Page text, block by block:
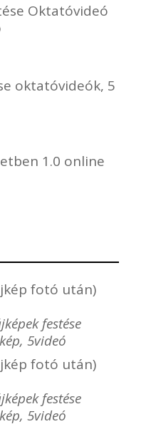
Oktatóvideó
oktatóvideók, 5
1.0 online
fotó után)
festése
5videó
fotó után)
festése
5videó